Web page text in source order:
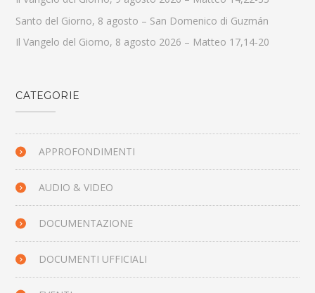
Santo del Giorno, 8 agosto – San Domenico di Guzmán
Il Vangelo del Giorno, 8 agosto 2026 – Matteo 17,14-20
CATEGORIE
APPROFONDIMENTI
AUDIO & VIDEO
DOCUMENTAZIONE
DOCUMENTI UFFICIALI